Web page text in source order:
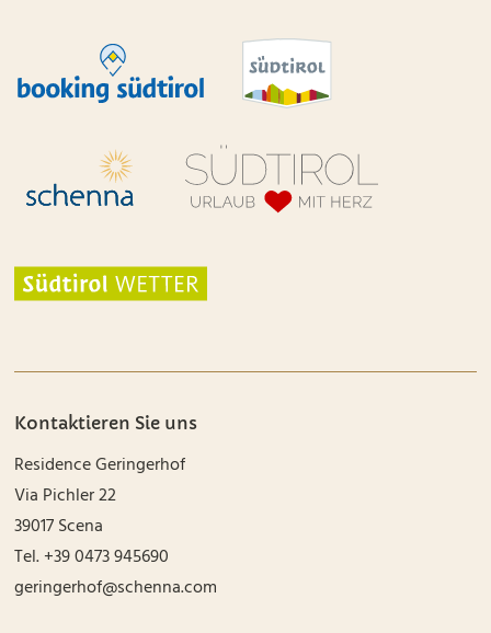
Kontaktieren Sie uns
Residence Geringerhof
Via Pichler 22
39017 Scena
Tel. +39 0473 945690
geringerhof@schenna.com